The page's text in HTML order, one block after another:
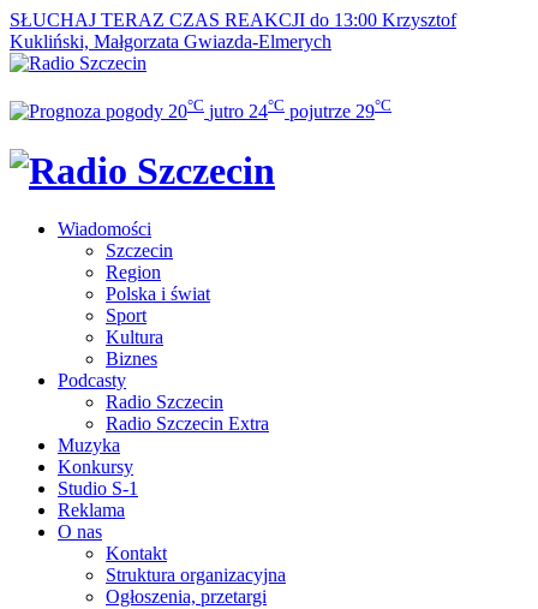
SŁUCHAJ TERAZ CZAS REAKCJI do 13:00 Krzysztof
Kukliński, Małgorzata Gwiazda-Elmerych
20°C jutro 24°C pojutrze 29°C
Wiadomości
Szczecin
Region
Polska i świat
Sport
Kultura
Biznes
Podcasty
Radio Szczecin
Radio Szczecin Extra
Muzyka
Konkursy
Studio S-1
Reklama
O nas
Kontakt
Struktura organizacyjna
Ogłoszenia, przetargi